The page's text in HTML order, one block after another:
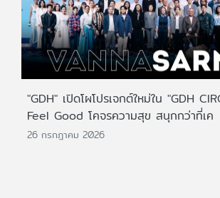
"GDH" เปิดโผโปรเจกต์ใหม่ใน "GDH
Feel Good โคจรความสุข สนุกกว่าที่เค
26 กรกฎาคม 2026